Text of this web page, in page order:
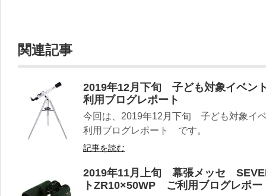
関連記事
2019年12月下旬 子ども対象イベ
利用ブログレポート
今回は、2019年12月下旬 子ども対象
利用ブログレポート です。
記事を読む
2019年11月上旬 幕張メッセ
トZR10×50WP ご利用ブログレポー